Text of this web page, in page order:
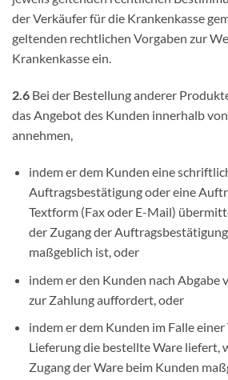
der Verkäufer für die Krankenkasse
geltenden rechtlichen Vorgaben zur
Krankenkasse ein.
2.6 Bei der Bestellung anderer
das Angebot des Kunden innerhalb
annehmen,
indem er dem Kunden eine
Auftragsbestätigung oder eine
Textform (Fax oder E-Mail)
der Zugang der
maßgeblich ist, oder
indem er den Kunden nach Abgabe
zur Zahlung auffordert, oder
indem er dem Kunden im Falle
Lieferung die bestellte Ware liefert,
Zugang der Ware beim Kunden